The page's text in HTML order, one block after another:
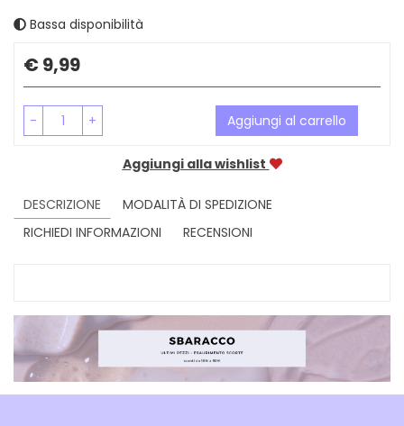
Bassa disponibilità
Prezzo
€ 9,99
- + Aggiungi al carrello
Aggiungi alla wishlist
DESCRIZIONE
MODALITÀ DI SPEDIZIONE
RICHIEDI INFORMAZIONI
RECENSIONI